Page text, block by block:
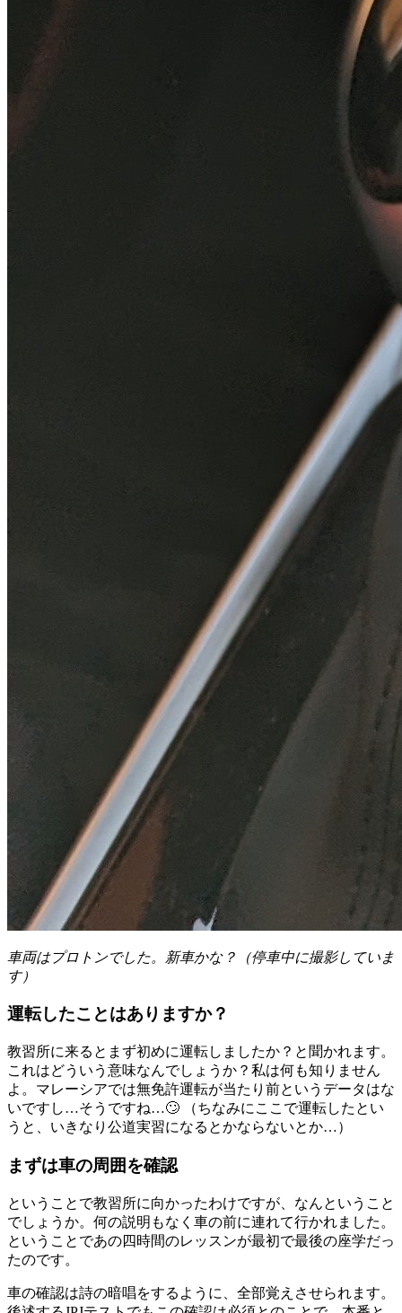
車両はプロトンでした。新車かな？（停車中に撮影していま
す）
運転したことはありますか？
教習所に来るとまず初めに運転しましたか？と聞かれます。
これはどういう意味なんでしょうか？私は何も知りません
よ。マレーシアでは無免許運転が当たり前というデータはな
いですし…そうですね…🙄 （ちなみにここで運転したとい
うと、いきなり公道実習になるとかならないとか…）
まずは車の周囲を確認
ということで教習所に向かったわけですが、なんということ
でしょうか。何の説明もなく車の前に連れて行かれました。
ということであの四時間のレッスンが最初で最後の座学だっ
たのです。
車の確認は詩の暗唱をするように、全部覚えさせられます。